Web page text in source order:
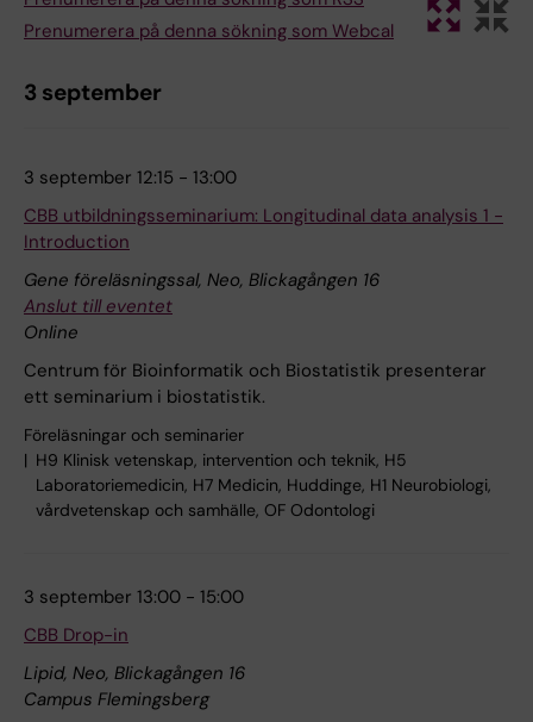
Prenumerera på denna sökning som Webcal
3 september
3 september 12:15 - 13:00
CBB utbildningsseminarium: Longitudinal data analysis 1 -
Introduction
Gene föreläsningssal, Neo, Blickagången 16
Anslut till eventet
Online
Centrum för Bioinformatik och Biostatistik presenterar
ett seminarium i biostatistik.
Föreläsningar och seminarier
H9 Klinisk vetenskap, intervention och teknik, H5
Laboratoriemedicin, H7 Medicin, Huddinge, H1 Neurobiologi,
vårdvetenskap och samhälle, OF Odontologi
3 september 13:00 - 15:00
CBB Drop-in
Lipid, Neo, Blickagången 16
Campus Flemingsberg